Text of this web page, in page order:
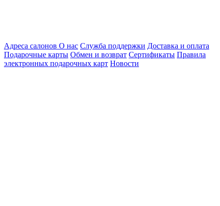
Адреса салонов О нас Служба поддержки Доставка и оплата
Подарочные карты Обмен и возврат Сертификаты Правила
электронных подарочных карт Новости